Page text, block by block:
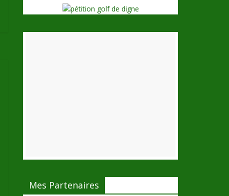
Mes Partenaires